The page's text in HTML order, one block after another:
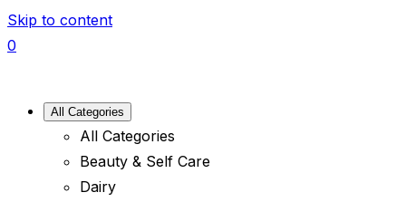
Skip to content
0
All Categories
All Categories
Beauty & Self Care
Dairy